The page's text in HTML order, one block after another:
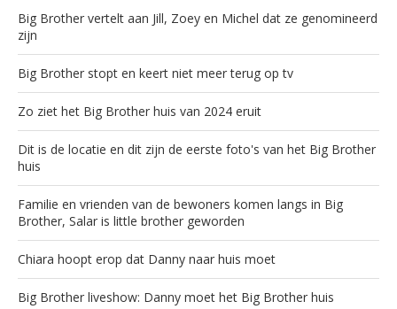
Big Brother vertelt aan Jill, Zoey en Michel dat ze genomineerd
zijn
Big Brother stopt en keert niet meer terug op tv
Zo ziet het Big Brother huis van 2024 eruit
Dit is de locatie en dit zijn de eerste foto's van het Big Brother
huis
Familie en vrienden van de bewoners komen langs in Big
Brother, Salar is little brother geworden
Chiara hoopt erop dat Danny naar huis moet
Big Brother liveshow: Danny moet het Big Brother huis